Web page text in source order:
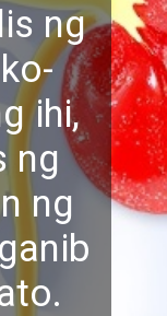
ng
ihi,
ng
ng